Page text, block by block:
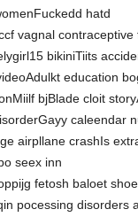
hatd
vagnal contraceptive
bikiniTiits
education
bjBlade cloit
caleendar
airpllane crashIs
seex inn
fetosh baloet
pocessing disorders